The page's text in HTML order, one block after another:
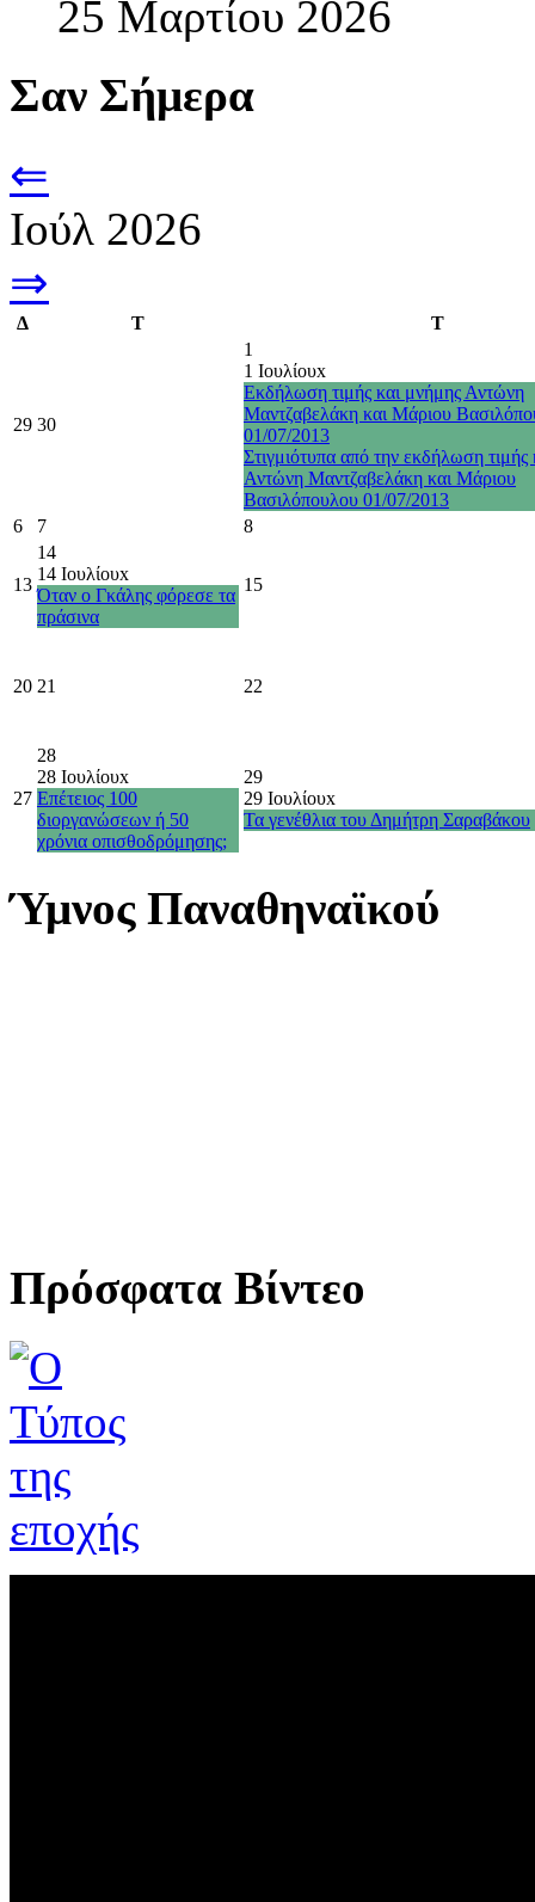
25 Μαρτίου 2026
Σαν Σήμερα
⇐
Ιούλ 2026
⇒
Δ Τ Τ
29 30
1
1 Ιουλίουx
Εκδήλωση τιμής και μνήμης Αντώνη
Μαντζαβελάκη και Μάριου
01/07/2013
Στιγμιότυπα από την εκδήλωση τιμής
Αντώνη Μαντζαβελάκη και Μάριου
Βασιλόπουλου 01/07/2013
6
7 8
13
14
14 Ιουλίουx
Όταν ο Γκάλης φόρεσε τα
πράσινα
15
20 21 22
27
28
28 Ιουλίουx
Επέτειος 100
διοργανώσεων ή 50
χρόνια οπισθοδρόμησης;
29
29 Ιουλίουx
Τα γενέθλια του Δημήτρη Σαραβάκου
Ύμνος Παναθηναϊκού
Πρόσφατα Βίντεο